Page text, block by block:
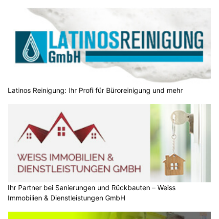
Latinos Reinigung: Ihr Profi für Büroreinigung und mehr
Ihr Partner bei Sanierungen und Rückbauten – Weiss
Immobilien & Dienstleistungen GmbH